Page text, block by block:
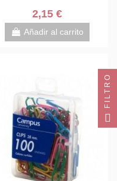
2,15 €
Añadir al carrito
FILTRO